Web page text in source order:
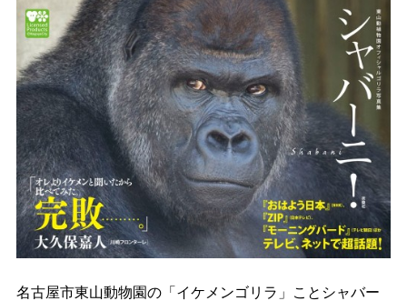
名古屋市東山動物園の「イケメンゴリラ」ことシャバー